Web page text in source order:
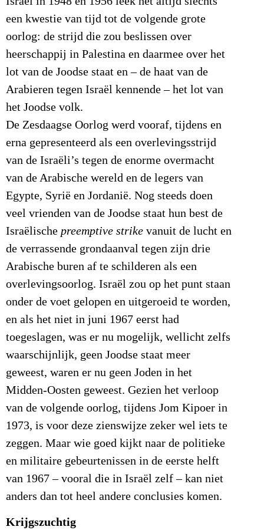
een kwestie van tijd tot de volgende grote
oorlog: de strijd die zou beslissen over
heerschappij in Palestina en daarmee over het
lot van de Joodse staat en – de haat van de
Arabieren tegen Israël kennende – het lot van
het Joodse volk.
De Zesdaagse Oorlog werd vooraf, tijdens en
erna gepresenteerd als een overlevingsstrijd
van de Israëli’s tegen de enorme overmacht
van de Arabische wereld en de legers van
Egypte, Syrië en Jordanië. Nog steeds doen
veel vrienden van de Joodse staat hun best de
Israëlische preemptive strike vanuit de lucht en
de verrassende grondaanval tegen zijn drie
Arabische buren af te schilderen als een
overlevingsoorlog. Israël zou op het punt staan
onder de voet gelopen en uitgeroeid te worden,
en als het niet in juni 1967 eerst had
toegeslagen, was er nu mogelijk, wellicht zelfs
waarschijnlijk, geen Joodse staat meer
geweest, waren er nu geen Joden in het
Midden-Oosten geweest. Gezien het verloop
van de volgende oorlog, tijdens Jom Kipoer in
1973, is voor deze zienswijze zeker wel iets te
zeggen. Maar wie goed kijkt naar de politieke
en militaire gebeurtenissen in de eerste helft
van 1967 – vooral die in Israël zelf – kan niet
anders dan tot heel andere conclusies komen.
Krijgszuchtig